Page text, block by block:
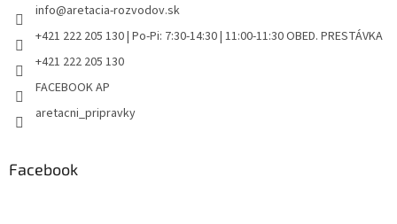
info@aretacia-rozvodov.sk
+421 222 205 130 | Po-Pi: 7:30-14:30 | 11:00-11:30 OBED. PRESTÁVKA
+421 222 205 130
FACEBOOK AP
aretacni_pripravky
Facebook